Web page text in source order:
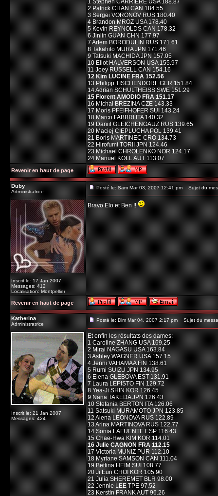
1 Stephen CARRIERE USA 188.87
2 Patrick CHAN CAN 184.55
3 Sergei VORONOV RUS 180.40
4 Brandon MROZ USA 178.40
5 Kevin REYNOLDS CAN 178.32
6 Jinlin GUAN CHN 177.97
7 Artem BORODULIN RUS 171.61
8 Takahito MURA JPN 171.46
9 Tatsuki MACHIDA JPN 157.05
10 Eliot HALVERSON USA 155.97
11 Joey RUSSELL CAN 154.16
12 Kim LUCINE FRA 152.56
13 Philipp TISCHENDORF GER 151.84
14 Adrian SCHULTHEISS SWE 151.29
15 Florent AMODIO FRA 151.17
16 Michal BREZINA CZE 143.33
17 Moris PFEIFHOFER SUI 143.24
18 Marco FABBRI ITA 140.32
19 Daniil GLEICHENGAUZ RUS 139.65
20 Maciej CIEPLUCHA POL 139.41
21 Boris MARTINEC CRO 134.73
22 Hirofumi TORII JPN 124.46
23 Michael CHROLENKO NOR 124.17
24 Manuel KOLL AUT 113.07
Revenir en haut de page
Duby
Administratrice
Inscrit le: 17 Jan 2007
Messages: 412
Localisation: Montpellier
Posté le: Sam Mar 03, 2007 12:41 pm Sujet du
Bravo Elo et Ben !!
Revenir en haut de page
Katherina
Administratrice
Inscrit le: 21 Jan 2007
Messages: 424
Posté le: Dim Mar 04, 2007 2:17 pm Sujet du
Et enfin les résultats des dames:
1 Caroline ZHANG USA 169.25
2 Mirai NAGASU USA 163.84
3 Ashley WAGNER USA 157.15
4 Jenni VAHAMAA FIN 138.61
5 Rumi SUIZU JPN 134.95
6 Elena GLEBOVA EST 131.91
7 Laura LEPISTO FIN 129.72
8 Yea-Ji SHIN KOR 126.45
9 Nana TAKEDA JPN 126.43
10 Stefania BERTON ITA 126.06
11 Satsuki MURAMOTO JPN 123.85
12 Alena LEONOVA RUS 122.89
13 Arina MARTINOVA RUS 122.77
14 Sonia LAFUENTE ESP 116.43
15 Chae-Hwa KIM KOR 114.01
16 Julie CAGNON FRA 112.15
17 Victoria MUNIZ PUR 112.10
18 Myriane SAMSON CAN 111.04
19 Bettina HEIM SUI 108.77
20 Ji Eun CHOI KOR 105.90
21 Julia SHEREMET BLR 98.00
22 Jennie LEE TPE 97.52
23 Kerstin FRANK AUT 96.26